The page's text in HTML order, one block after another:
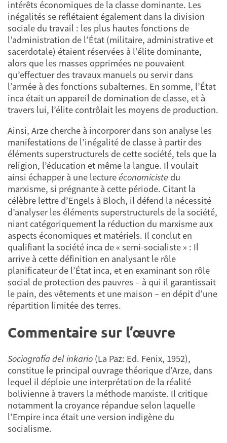
intérêts économiques de la classe dominante. Les
inégalités se reflétaient également dans la division
sociale du travail : les plus hautes fonctions de
l’administration de l’État (militaire, administrative et
sacerdotale) étaient réservées à l’élite dominante,
alors que les masses opprimées ne pouvaient
qu’effectuer des travaux manuels ou servir dans
l’armée à des fonctions subalternes. En somme, l’État
inca était un appareil de domination de classe, et à
travers lui, l’élite contrôlait les moyens de production.
Ainsi, Arze cherche à incorporer dans son analyse les
manifestations de l’inégalité de classe à partir des
éléments superstructurels de cette société, tels que la
religion, l’éducation et même la langue. Il voulait
ainsi échapper à une lectureéconomiciste du
marxisme, si prégnante à cette période. Citant la
célèbre lettre d’Engels à Bloch, il défend la nécessité
d’analyser les éléments superstructurels de la société,
niant catégoriquement la réduction du marxisme aux
aspects économiques et matériels. Il conclut en
qualifiant la société inca de « semi-socialiste » : Il
arrive à cette définition en analysant le rôle
planificateur de l’État inca, et en examinant son rôle
social de protection des pauvres – à qui il garantissait
le pain, des vêtements et une maison – en dépit d’une
répartition limitée des terres.
Commentaire sur l’œuvre
Sociografía del inkario (La Paz: Ed. Fenix, 1952),
constitue le principal ouvrage théorique d’Arze, dans
lequel il déploie une interprétation de la réalité
bolivienne à travers la méthode marxiste. Il critique
notamment la croyance répandue selon laquelle
l’Empire inca était une version indigène du
socialisme.